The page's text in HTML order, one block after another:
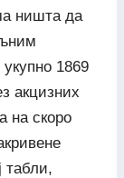
ништа да
1869
акцизних
на скоро
табли,